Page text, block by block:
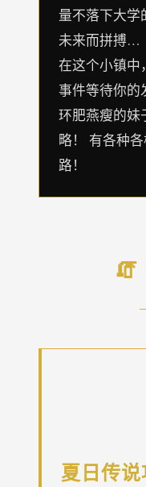
量不落下大学
未来而拼搏…
在这个小镇中
事件等待你的
环肥燕瘦的妹
略！ 有各种
路！
夏日传说